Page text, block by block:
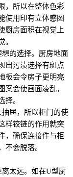
，所以在整体色彩
使用印有立体感图
厨房面积在视觉上
。
的选择。厨房地面
出污渍选择有斑点
板会令房子更明亮
案会使画面凌乱，
择。
屉，所以柜门的使
样铰链的作用就突
，确保连接件与柜
不会脱落。
太远。如在U型厨